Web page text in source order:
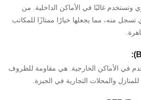
غالبًا في الأماكن الداخلية. من
منه، مما يجعلها خيارًا ممتازًا للمكاتب
في الأماكن الخارجية. هي مقاومة للظروف
والمحلات التجارية في الجيزة.